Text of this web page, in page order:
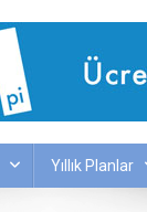
Yıllık Planlar